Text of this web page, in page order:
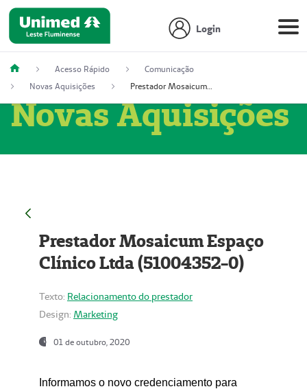
Login
Acesso Rápido
Comunicação
Novas Aquisições
Prestador Mosaicum Espaço Clínico Ltda (51004352-0)
Novas Aquisições
Prestador Mosaicum Espaço
Clínico Ltda (51004352-0)
Texto: Relacionamento do prestador
Design: Marketing
01 de outubro, 2020
Informamos o novo credenciamento para